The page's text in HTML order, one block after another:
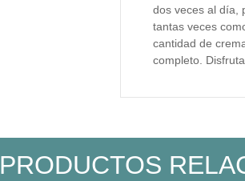
dos veces al día,
tantas veces
cantidad de
completo.
PRODUCTOS